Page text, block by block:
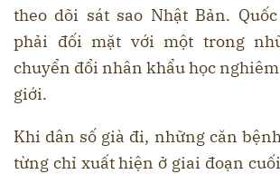
theo dõi sát sao Nhật Bản.
phải đối mặt với một trong
chuyển đổi nhân khẩu học
giới.
Khi dân số già đi, những căn
từng chỉ xuất hiện ở giai đoạn